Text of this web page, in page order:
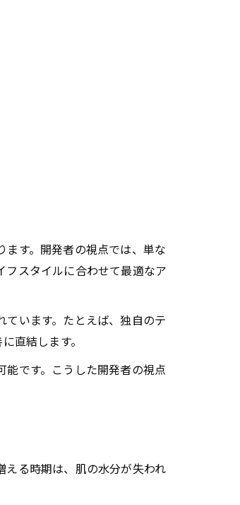
す。開発者の視点では、単な
スタイルに合わせて最適なア
います。たとえば、独自のテ
直結します。
です。こうした開発者の視点
る時期は、肌の水分が失われ